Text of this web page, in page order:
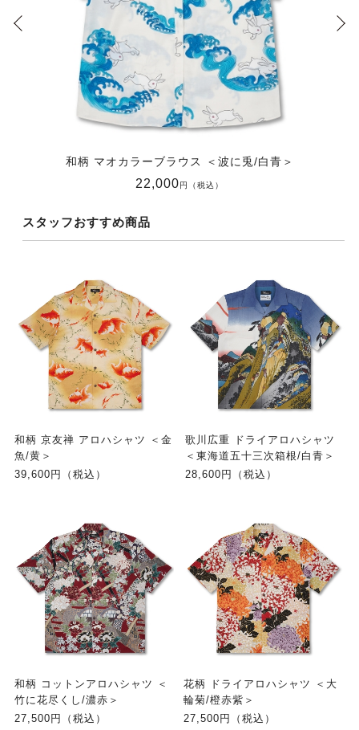
和柄 マオカラーブラウス ＜波に兎/白青＞
22,000円（税込）
スタッフおすすめ商品
和柄 京友禅 アロハシャツ ＜金
魚/黄＞
39,600円（税込）
歌川広重 ドライアロハシャツ
＜東海道五十三次箱根/白青＞
28,600円（税込）
和柄 コットンアロハシャツ ＜
竹に花尽くし/濃赤＞
27,500円（税込）
花柄 ドライアロハシャツ ＜大
輪菊/橙赤紫＞
27,500円（税込）